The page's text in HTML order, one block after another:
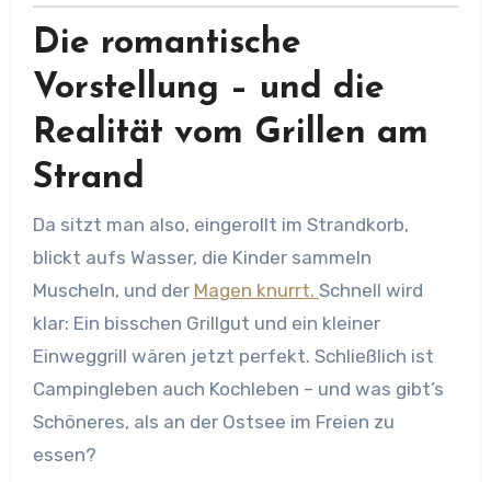
Die romantische
Vorstellung – und die
Realität vom Grillen am
Strand
Da sitzt man also, eingerollt im Strandkorb,
blickt aufs Wasser, die Kinder sammeln
Muscheln, und der Magen knurrt. Schnell wird
klar: Ein bisschen Grillgut und ein kleiner
Einweggrill wären jetzt perfekt. Schließlich ist
Campingleben auch Kochleben – und was gibt’s
Schöneres, als an der Ostsee im Freien zu
essen?